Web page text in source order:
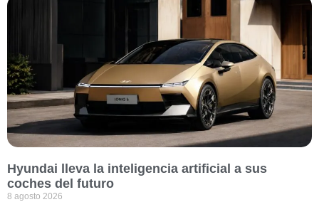
Hyundai lleva la inteligencia artificial a sus
coches del futuro
8 agosto 2026